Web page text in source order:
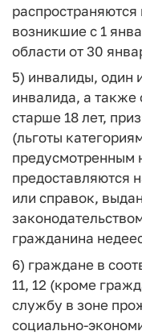
возникшие с 1
области от 30
5) инвалиды, один
инвалида, а также
старше 18 лет,
(льготы
предусмотренным
предоставляются
или справок,
гражданина
6) граждане в
11, 12 (кроме
службу в зоне
социально-